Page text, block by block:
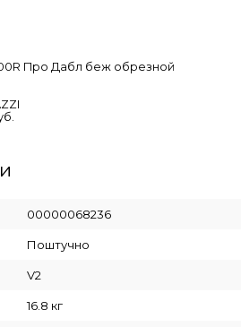
Про Дабл беж обрезной
00000068236
Поштучно
V2
16.8 кг